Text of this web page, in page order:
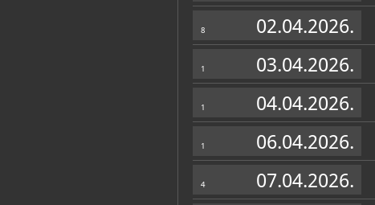
8 02.04.2026.
1 03.04.2026.
1 04.04.2026.
1 06.04.2026.
4 07.04.2026.
OPĆI PODACI
Zbirke